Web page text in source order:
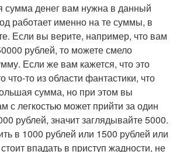
сумма денег вам нужна в данный
работает именно на те суммы, в
Если вы верите, например, что вам
рублей, то можете смело
Если же вам кажется, что это
что-то из области фантастики, что
сумма, но при этом вы
с легкостью может прийти за один
рублей, значит заглядывайте 5000.
в 1000 рублей или 1500 рублей или
впадать в приступ жадности, не